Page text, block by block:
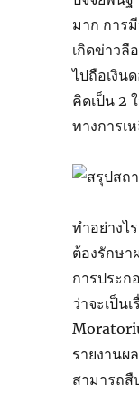
มาก การ
เกิดข่าวลื
ไปถือเงิน
คิดเป็น 2
ทางการเ
ทำอย่างไ
ต้องรักษา
การประก
ว่าจะเป็น
รายงานผ
สามารถ